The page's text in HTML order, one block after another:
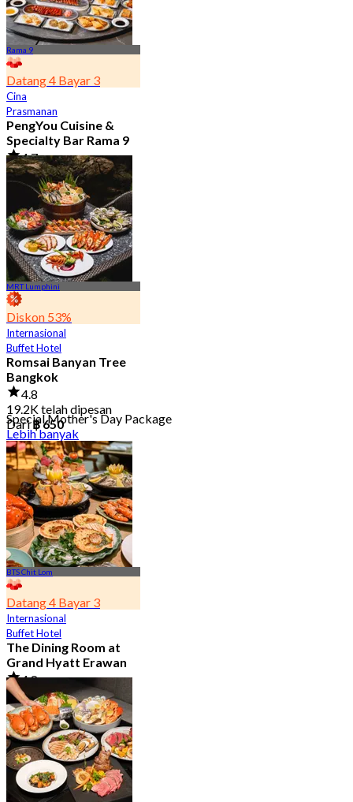
Rama 9
Datang 4 Bayar 3
Cina
Prasmanan
PengYou Cuisine &
Specialty Bar Rama 9
4.7
5K telah dipesan
Dari฿ 294.25
MRT Lumphini
Diskon 53%
Internasional
Buffet Hotel
Romsai Banyan Tree
Bangkok
4.8
19.2K telah dipesan
Dari฿ 650
Special Mother's Day Package
Lebih banyak
BTS Chit Lom
Datang 4 Bayar 3
Internasional
Buffet Hotel
The Dining Room at
Grand Hyatt Erawan
4.8
21.2K telah dipesan
Dari฿ 1,087.5